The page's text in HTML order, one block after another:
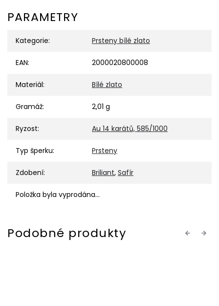
PARAMETRY
Kategorie: Prsteny bílé zlato
EAN: 2000020800008
Materiál: Bílé zlato
Gramáž: 2,01 g
Ryzost: Au 14 karátů, 585/1000
Typ šperku: Prsteny
Zdobení: Briliant, Safír
Položka byla vyprodána…
Previous
Next